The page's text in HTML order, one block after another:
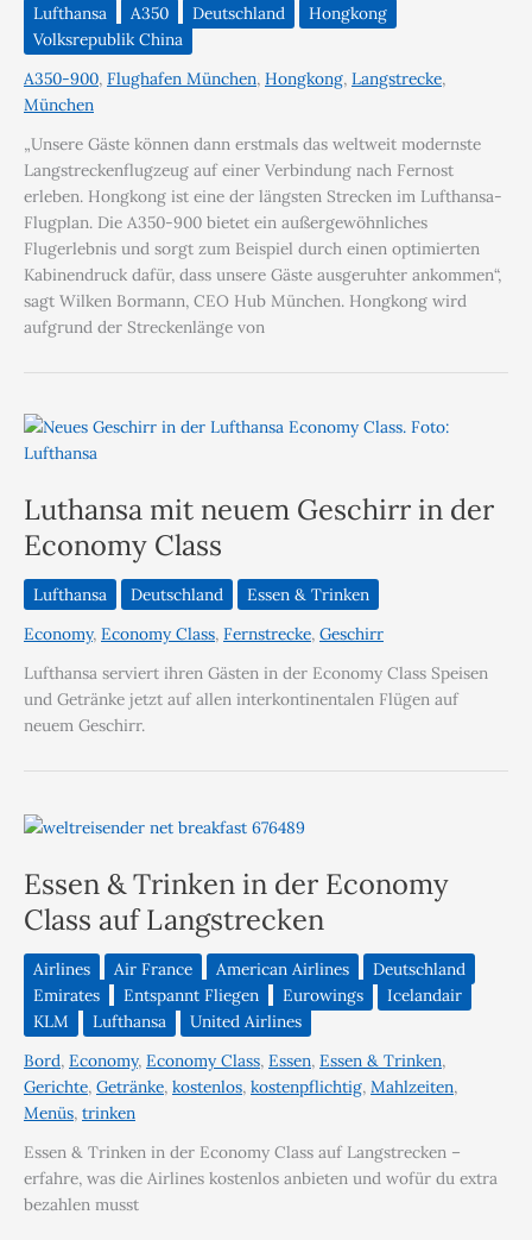
Lufthansa A350 Deutschland
Hongkong
Volksrepublik China
A350-900, Flughafen München, Hongkong, Langstrecke,
München
„Unsere Gäste können dann erstmals das weltweit modernste
Langstreckenflugzeug auf einer Verbindung nach Fernost
erleben. Hongkong ist eine der längsten Strecken im Lufthansa-
Flugplan. Die A350-900 bietet ein außergewöhnliches
Flugerlebnis und sorgt zum Beispiel durch einen optimierten
Kabinendruck dafür, dass unsere Gäste ausgeruhter ankommen“,
sagt Wilken Bormann, CEO Hub München. Hongkong wird
aufgrund der Streckenlänge von
Luthansa mit neuem Geschirr in der
Economy Class
Lufthansa Deutschland
Essen & Trinken
Economy, Economy Class, Fernstrecke, Geschirr
Lufthansa serviert ihren Gästen in der Economy Class Speisen
und Getränke jetzt auf allen interkontinentalen Flügen auf
neuem Geschirr.
Essen & Trinken in der Economy
Class auf Langstrecken
Airlines Air France American Airlines
Deutschland
Emirates
Entspannt Fliegen Eurowings
Icelandair
KLM
Lufthansa
United Airlines
Bord, Economy, Economy Class, Essen, Essen & Trinken,
Gerichte, Getränke, kostenlos, kostenpflichtig, Mahlzeiten,
Menüs, trinken
Essen & Trinken in der Economy Class auf Langstrecken –
erfahre, was die Airlines kostenlos anbieten und wofür du extra
bezahlen musst